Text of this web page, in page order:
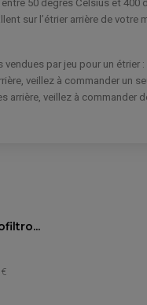
50 degrés Celsius et 400
sur l’étrier arrière de votre
par jeu pour un étrier :
veillez à commander un
arrière, veillez à commander